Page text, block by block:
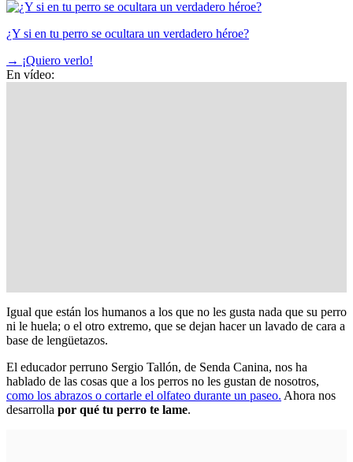
¿Y si en tu perro se ocultara un verdadero héroe?
→ ¡Quiero verlo!
En vídeo:
Igual que están los humanos a los que no les gusta nada que su perro
ni le huela; o el otro extremo, que se dejan hacer un lavado de cara a
base de lengüetazos.
El educador perruno Sergio Tallón, de Senda Canina, nos ha
hablado de las cosas que a los perros no les gustan de nosotros,
como los abrazos o cortarle el olfateo durante un paseo. Ahora nos
desarrolla por qué tu perro te lame.